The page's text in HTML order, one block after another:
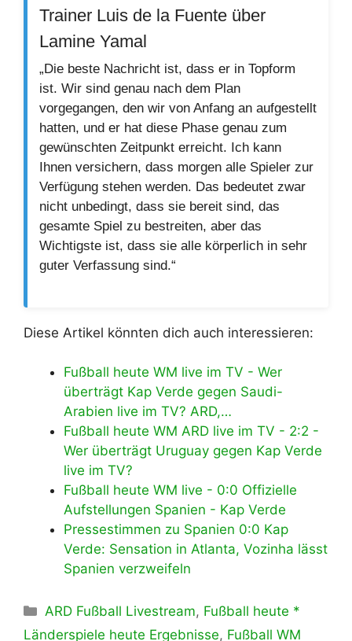
Trainer Luis de la Fuente über
Lamine Yamal
„Die beste Nachricht ist, dass er in Topform
ist. Wir sind genau nach dem Plan
vorgegangen, den wir von Anfang an aufgestellt
hatten, und er hat diese Phase genau zum
gewünschten Zeitpunkt erreicht. Ich kann
Ihnen versichern, dass morgen alle Spieler zur
Verfügung stehen werden. Das bedeutet zwar
nicht unbedingt, dass sie bereit sind, das
gesamte Spiel zu bestreiten, aber das
Wichtigste ist, dass sie alle körperlich in sehr
guter Verfassung sind.“
Diese Artikel könnten dich auch interessieren:
Fußball heute WM live im TV - Wer
überträgt Kap Verde gegen Saudi-
Arabien live im TV? ARD,…
Fußball heute WM ARD live im TV - 2:2 -
Wer überträgt Uruguay gegen Kap Verde
live im TV?
Fußball heute WM live - 0:0 Offizielle
Aufstellungen Spanien - Kap Verde
Pressestimmen zu Spanien 0:0 Kap
Verde: Sensation in Atlanta, Vozinha lässt
Spanien verzweifeln
Kategorien
ARD Fußball Livestream, Fußball heute *
Länderspiele heute Ergebnisse, Fußball WM